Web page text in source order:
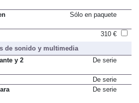
Sólo en paquete
310 €
de sonido y multimedia
y 2
De serie
De serie
De serie